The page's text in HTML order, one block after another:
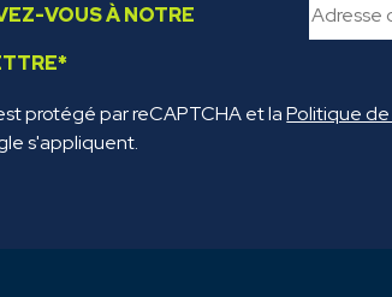
VOUS À NOTRE
*
protégé par reCAPTCHA et laPolitique
s'appliquent.